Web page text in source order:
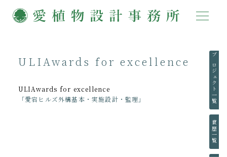
プロジェクト一覧
賞歴一覧
ULIAwards for excellence
ULIAwards for excellence
「愛宕ヒルズ外構基本・実施設計・監理」